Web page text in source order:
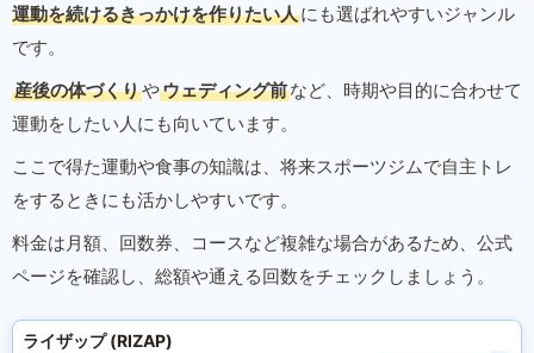
運動を続けるきっかけを作りたい人にも選ばれやすいジャンル
です。
産後の体づくりやウェディング前など、時期や目的に合わせて
運動をしたい人にも向いています。
ここで得た運動や食事の知識は、将来スポーツジムで自主トレ
をするときにも活かしやすいです。
料金は月額、回数券、コースなど複雑な場合があるため、公式
ページを確認し、総額や通える回数をチェックしましょう。
ライザップ (RIZAP)